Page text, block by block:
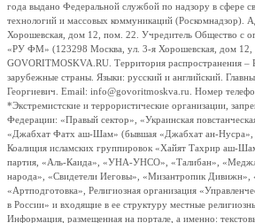
года выдано Федеральной службой по надзору в сфере
технологий и массовых коммуникаций (Роскомнадзор).
Хорошевская, дом 12, пом. 22. Учредитель Общество с
«РУ ФМ» (123298 Москва, ул. 3-я Хорошевская, дом 12,
GOVORITMOSKVA.RU. Территория распространения –
зарубежные страны. Языки: русский и английский.
Георгиевич. Email: info@govoritmoskva.ru. Номер
*Экстремистские и террористические организации,
Федерации: «Правый сектор», «Украинская
«Джабхат Фатх аш-Шам» (бывшая «Джабхат ан-Нусра»,
Коалиция исламских группировок «Хайят Тахрир аш-
партия, «Аль-Каида», «УНА-УНСО», «Талибан»,
народа», «Свидетели Иеговы», «Мизантропик Дивижн»,
«Артподготовка», Религиозная организация
в России» и входящие в ее структуру местные
Информация, размещенная на портале, а именно: